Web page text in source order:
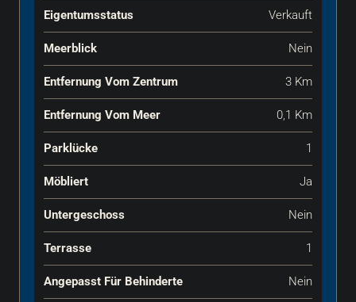
Eigentumsstatus Verkauft
Meerblick Nein
Entfernung Vom Zentrum 3 Km
Entfernung Vom Meer 0,1 Km
Parklücke 1
Möbliert Ja
Untergeschoss Nein
Terrasse 1
Angepasst Für Behinderte Nein